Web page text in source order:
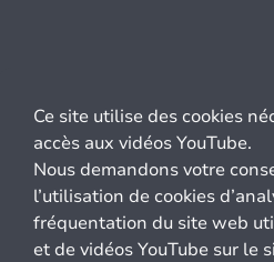
Ce site utilise des cookies
accès aux vidéos YouTube.
Nous demandons votre
l’utilisation de cookies
fréquentation du site web
et de vidéos YouTube sur le